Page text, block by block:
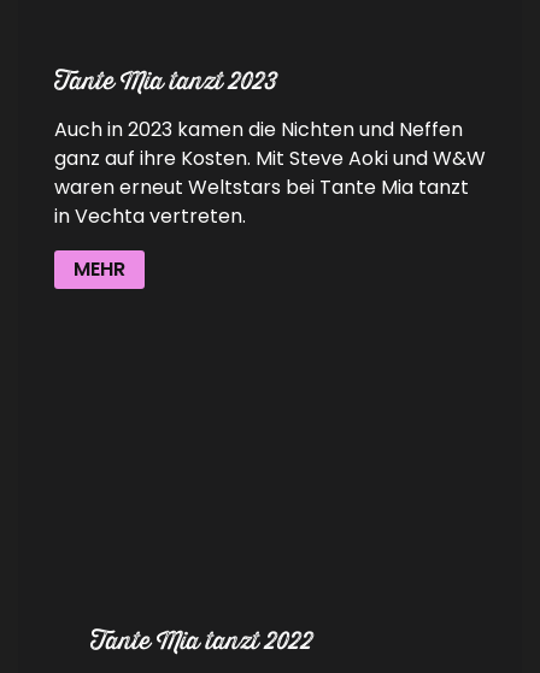
Tante Mia tanzt 2023
Auch in 2023 kamen die Nichten und Neffen
ganz auf ihre Kosten. Mit Steve Aoki und W&W
waren erneut Weltstars bei Tante Mia tanzt
in Vechta vertreten.
MEHR
Tante Mia tanzt 2022